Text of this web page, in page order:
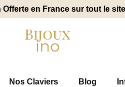
Offerte en France sur tout le
Nos Claviers Blog